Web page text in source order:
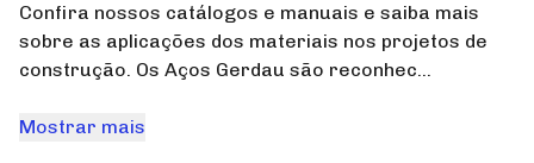
Confira nossos catálogos e manuais e saiba mais
sobre as aplicações dos materiais nos projetos de
construção. Os Aços Gerdau são reconhec...
Mostrar mais